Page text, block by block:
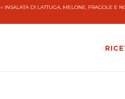
» INSALATA DI LATTUGA, MELONE, FRAGOLE E